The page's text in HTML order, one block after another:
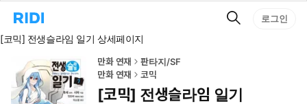
리
홈
이
동
검
로그인
[코믹] 전생슬라임 일기 상세페이지
만화 연재
판타지/SF
만화 연재
코믹
[코믹] 전생슬라임 일기